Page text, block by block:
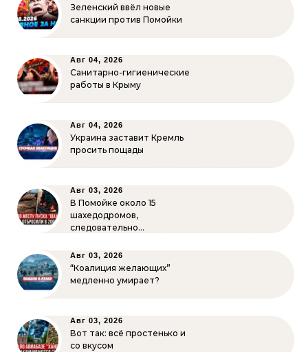
Зеленский ввёл новые
санкции против Помойки
Авг 04, 2026
Санитарно-гигиенические
работы в Крыму
Авг 04, 2026
Украина заставит Кремль
просить пощады
Авг 03, 2026
В Помойке около 15
шахедодромов,
следовательно…
Авг 03, 2026
“Коалиция желающих”
медленно умирает?
Авг 03, 2026
Вот так: всё простенько и
со вкусом